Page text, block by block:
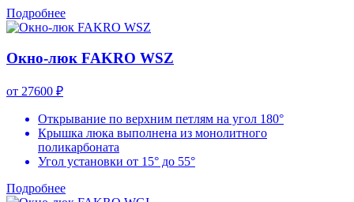
Подробнее
Окно-люк FAKRO WSZ
от 27600 ₽
Открывание по верхним петлям на угол 180°
Крышка люка выполнена из монолитного
поликарбоната
Угол установки от 15° до 55°
Подробнее